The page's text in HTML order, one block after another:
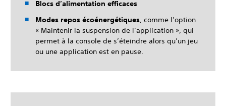
Blocs d’alimentation efficaces
Modes repos écoénergétiques, comme l’option
« Maintenir la suspension de l’application », qui
permet à la console de s’éteindre alors qu’un jeu
ou une application est en pause.